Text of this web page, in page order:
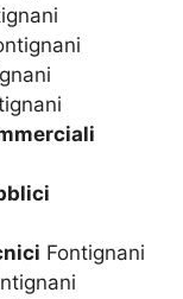
Fontignani